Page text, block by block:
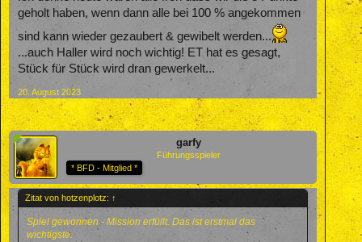
geholt haben, wenn dann alle bei 100 % angekommen
sind kann wieder gezaubert & gewibelt werden...
...auch Haller wird noch wichtig! ET hat es gesagt,
Stück für Stück wird dran gewerkelt...
20. August 2023
garfy
Führungsspieler
* BFD - Mitglied *
Zitat von hotzenplotz: ↑
Spiel gewonnen - Mission erfüllt. Das ist erstmal das
wichtigste.